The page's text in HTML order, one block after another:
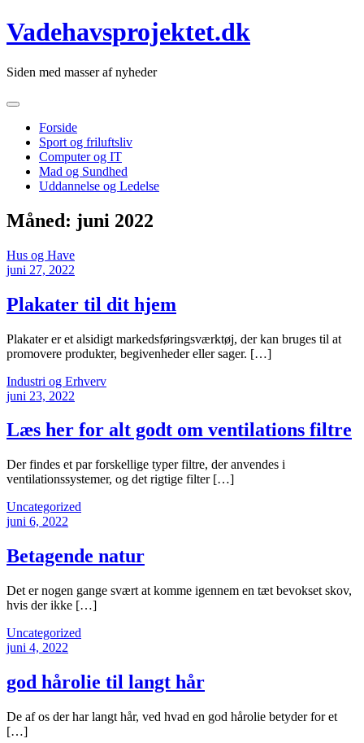
Skip
to
Vadehavsprojektet.dk
Siden med masser af nyheder
Forside
Sport og friluftsliv
Computer og IT
Mad og Sundhed
Uddannelse og Ledelse
Måned: juni 2022
Hus og Have
juni 27, 2022
Plakater til dit hjem
Plakater er et alsidigt markedsføringsværktøj, der kan bruges til at
promovere produkter, begivenheder eller sager. […]
Industri og Erhverv
juni 23, 2022
Læs her for alt godt om ventilations filtre
Der findes et par forskellige typer filtre, der anvendes i
ventilationssystemer, og det rigtige filter […]
Uncategorized
juni 6, 2022
Betagende natur
Det er nogen gange svært at komme igennem en tæt bevokset skov,
hvis der ikke […]
Uncategorized
juni 4, 2022
god hårolie til langt hår
De af os der har langt hår, ved hvad en god hårolie betyder for et
[…]